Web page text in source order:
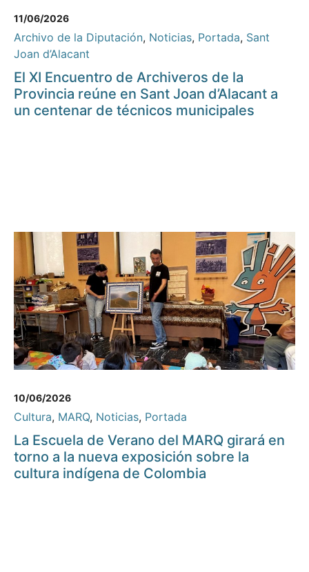
11/06/2026
Archivo de la Diputación, Noticias, Portada, Sant
Joan d’Alacant
El XI Encuentro de Archiveros de la
Provincia reúne en Sant Joan d’Alacant a
un centenar de técnicos municipales
10/06/2026
Cultura, MARQ, Noticias, Portada
La Escuela de Verano del MARQ girará en
torno a la nueva exposición sobre la
cultura indígena de Colombia